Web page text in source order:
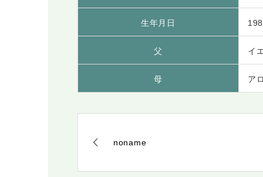
生年月日
父 イ
母 ア
noname